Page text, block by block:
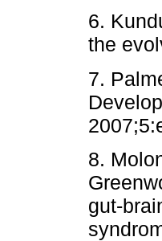
6.
the
7.
8.
gut-